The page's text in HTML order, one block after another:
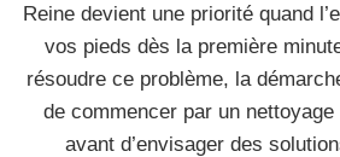
Reine devient une priorité quand
vos pieds dès la première
résoudre ce problème, la
de commencer par un
avant d’envisager des